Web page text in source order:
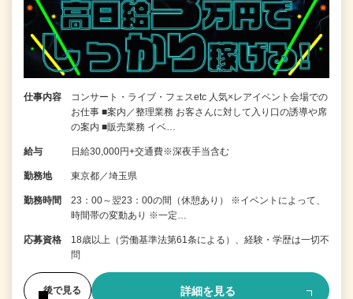
仕事内容
コンサート・ライブ・フェスetc 人気×レアイベント会場での
お仕事 ■案内／整理業務 お客さんに対して入り口の誘導や席
の案内 ■販売業務 イベ…
給与 日給30,000円+交通費※深夜手当含む
勤務地 東京都／埼玉県
勤務時間
23：00～翌23：00の間（休憩あり） ※イベントによって、
時間帯の変動あり ※一定…
応募資格
18歳以上（労働基準法第61条による）、経験・学歴は一切不
問
後で見る 詳細を見る